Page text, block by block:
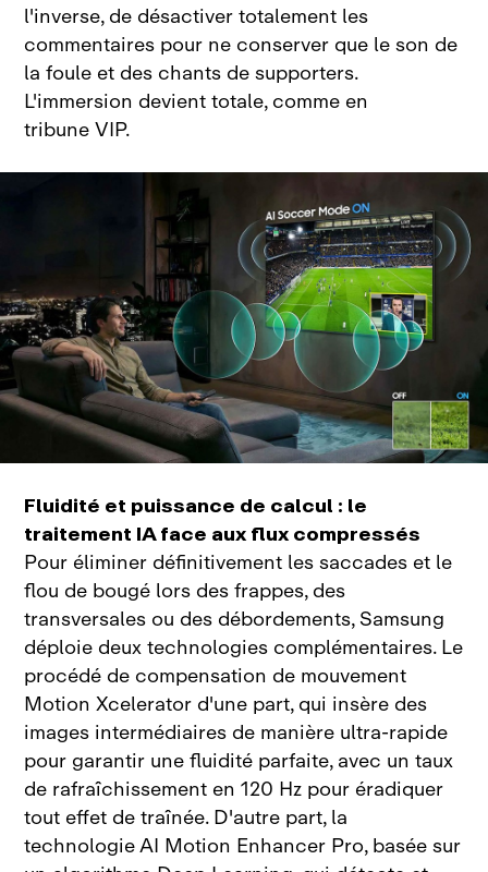
l'inverse, de désactiver totalement les
commentaires pour ne conserver que le son de
la foule et des chants de supporters.
L'immersion devient totale, comme en
tribune VIP.
Fluidité et puissance de calcul : le
traitement IA face aux flux compressés
Pour éliminer définitivement les saccades et le
flou de bougé lors des frappes, des
transversales ou des débordements, Samsung
déploie deux technologies complémentaires. Le
procédé de compensation de mouvement
Motion Xcelerator d'une part, qui insère des
images intermédiaires de manière ultra‑rapide
pour garantir une fluidité parfaite, avec un taux
de rafraîchissement en 120 Hz pour éradiquer
tout effet de traînée. D'autre part, la
technologie AI Motion Enhancer Pro, basée sur